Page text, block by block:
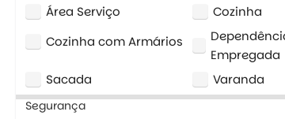
Área Serviço
Cozinha
Cozinha com Armários
Empregada
Sacada
Varanda
Segurança